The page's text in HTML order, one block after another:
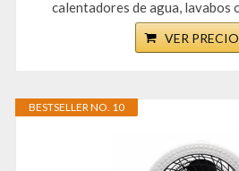
calentadores de agua, lavabos
VER
BESTSELLER NO. 10